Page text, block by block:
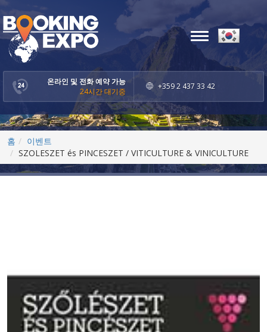
온라인 및 전화 예약 가능
24시간 대기중
+359 2 437 33 42
Toggle
navigation
홈
이벤트
SZOLESZET és PINCESZET / VITICULTURE & VINICULTURE